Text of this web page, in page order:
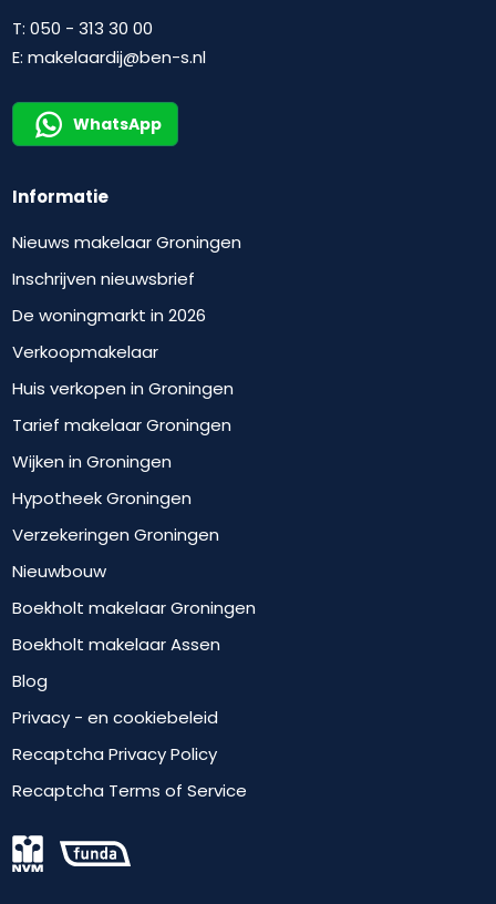
T:050 - 313 30 00
E:makelaardij@ben-s.nl
WhatsApp
Informatie
Nieuws makelaar Groningen
Inschrijven nieuwsbrief
De woningmarkt in 2026
Verkoopmakelaar
Huis verkopen in Groningen
Tarief makelaar Groningen
Wijken in Groningen
Hypotheek Groningen
Verzekeringen Groningen
Nieuwbouw
Boekholt makelaar Groningen
Boekholt makelaar Assen
Blog
Privacy - en cookiebeleid
Recaptcha Privacy Policy
Recaptcha Terms of Service